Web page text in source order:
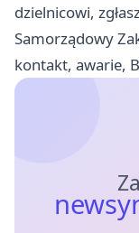
dzielnicowi,
Samorządowy
kontakt, awarie,